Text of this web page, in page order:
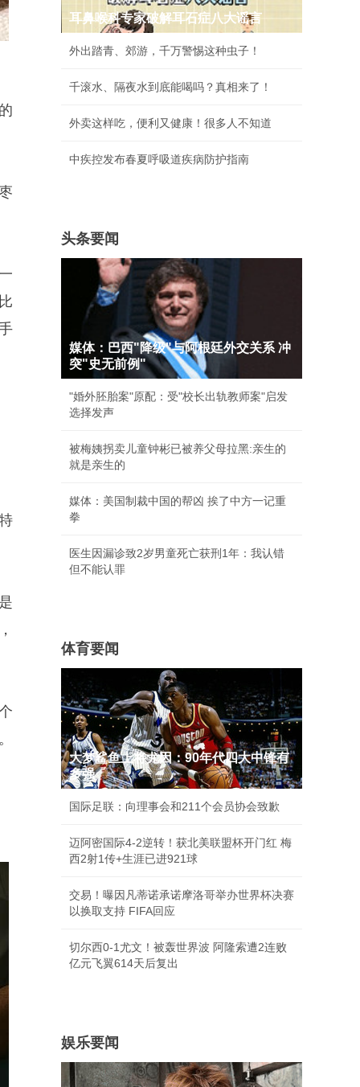
耳鼻喉科专家破解耳石症八大谣言
外出踏青、郊游，千万警惕这种虫子！
千滚水、隔夜水到底能喝吗？真相来了！
外卖这样吃，便利又健康！很多人不知道
中疾控发布春夏呼吸道疾病防护指南
头条要闻
媒体：巴西"降级"与阿根廷外交关系 冲
突"史无前例"
"婚外胚胎案"原配：受"校长出轨教师案"启发
选择发声
被梅姨拐卖儿童钟彬已被养父母拉黑:亲生的
就是亲生的
媒体：美国制裁中国的帮凶 挨了中方一记重
拳
医生因漏诊致2岁男童死亡获刑1年：我认错
但不能认罪
体育要闻
大梦鲨鱼上将尤因：90年代四大中锋有
多强
国际足联：向理事会和211个会员协会致歉
迈阿密国际4-2逆转！获北美联盟杯开门红 梅
西2射1传+生涯已进921球
交易！曝因凡蒂诺承诺摩洛哥举办世界杯决赛
以换取支持 FIFA回应
切尔西0-1尤文！被轰世界波 阿隆索遭2连败
亿元飞翼614天后复出
娱乐要闻